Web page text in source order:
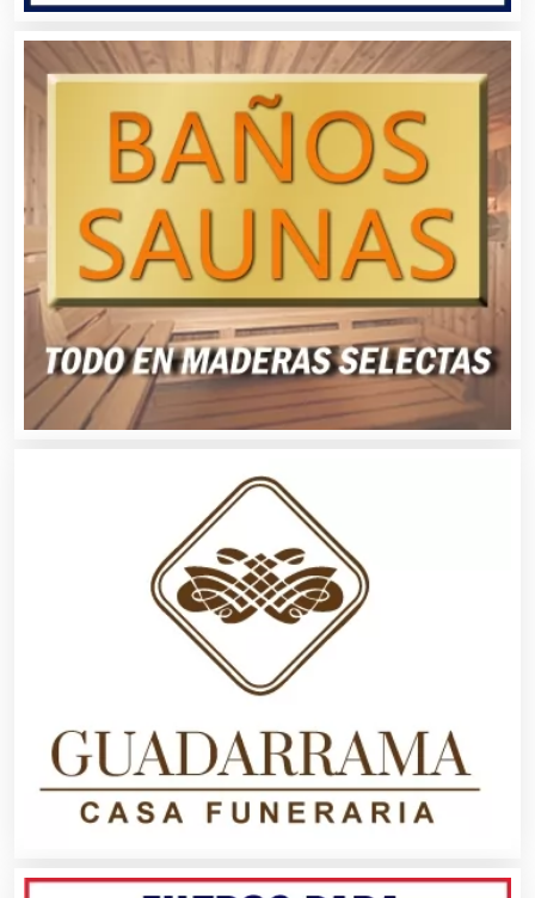
Albercas
Alimentos
Almacenaje
Alquiler de Autos
Alquiler de Equipos para Fiestas
Alquiler de Sillas y Mesas
Alquiler de Trajes de Etiqueta
Aluminio